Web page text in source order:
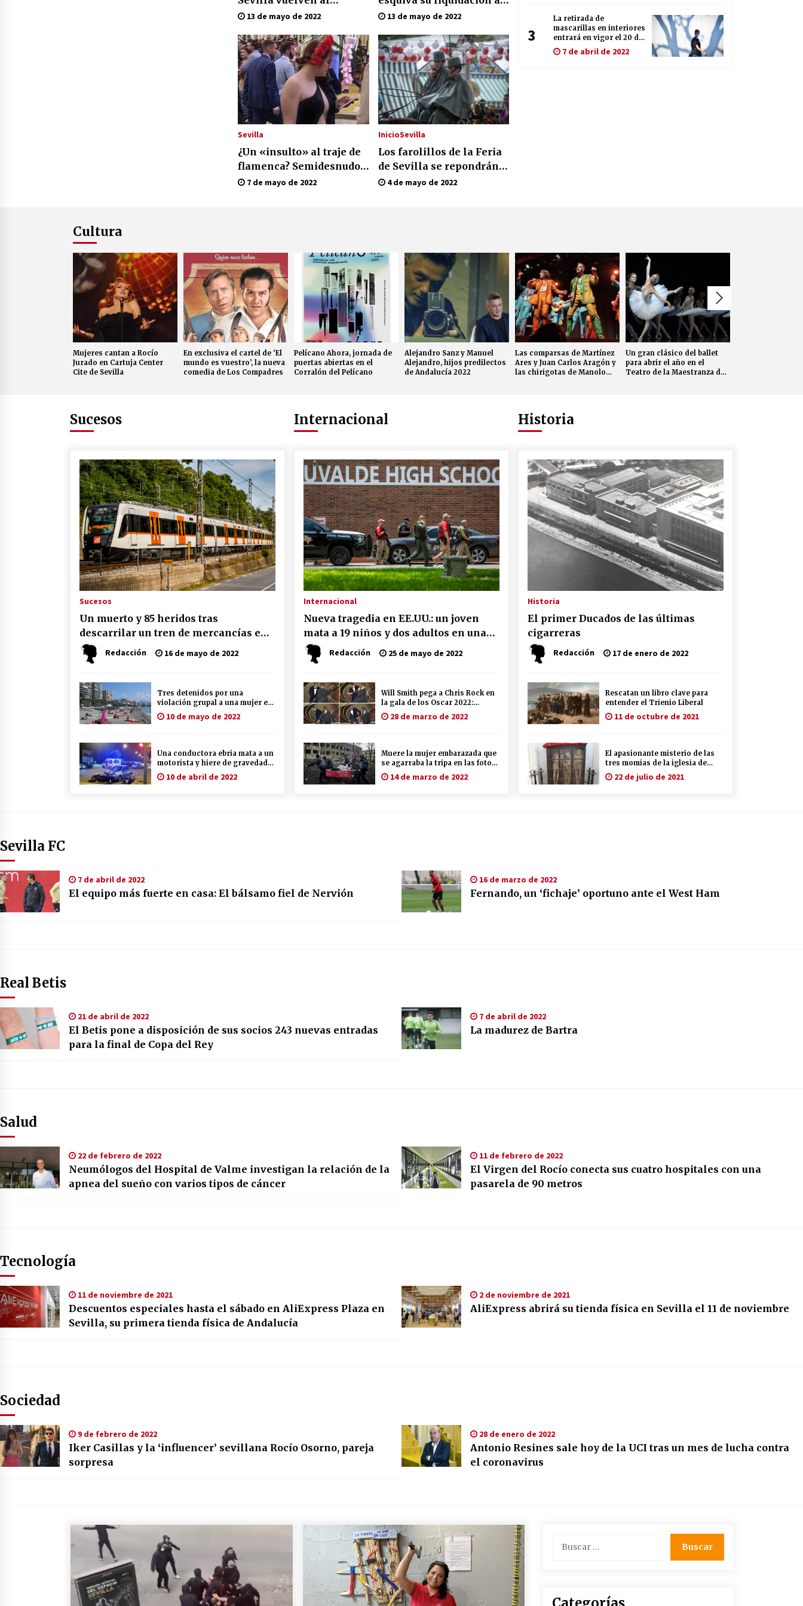
terreno de juego en un
Sevilla
13 de mayo de 2022
no tener que pagar seis
Seguridad Social
13 de mayo de 2022
Sevilla
¿Un «insulto» al traje de
flamenca? Semidesnudos,
trasparencias y batas de
7 de mayo de 2022
InicioSevilla
Los farolillos de la Feria
de Sevilla se repondrán
cuando desaparezca el
4 de mayo de 2022
3
La retirada de
mascarillas en interiores
entrará en vigor el 20 de
abril7 de abril de 2022
Cultura
Mujeres cantan a Rocío
Jurado en Cartuja Center
Cite de Sevilla
En exclusiva el cartel de ‘El
mundo es vuestro’, la nueva
comedia de Los Compadres
Pelícano Ahora, jornada de
puertas abiertas en el
Corralón del Pelícano
Alejandro Sanz y Manuel
Alejandro, hijos predilectos
de Andalucía 2022
Las comparsas de Martínez
Ares y Juan Carlos Aragón y
las chirigotas de Manolo
Un gran clásico del ballet
para abrir el año en el
Teatro de la Maestranza de
Sucesos
Sucesos
Un muerto y 85 heridos tras
descarrilar un tren de mercancías e
impactar con otro de viajeros
Redacción 16 de mayo de 2022
Tres detenidos por una
violación grupal a una mujer en
una playa de Málaga
10 de mayo de 2022
Una conductora ebria mata a un
motorista y hiere de gravedad a
otras dos personas en la
carretera de Carmona
10 de abril de 2022
Internacional
Internacional
Nueva tragedia en EE.UU.: un joven
mata a 19 niños y dos adultos en una
escuela de Texas
Redacción 25 de mayo de 2022
Will Smith pega a Chris Rock en
la gala de los Oscar 2022:
“Mantén el nombre de mi mujer
fuera de tu puta boca”
28 de marzo de 2022
Muere la mujer embarazada que
se agarraba la tripa en las fotos
virales del ataque a la
maternidad de Mariupol
14 de marzo de 2022
Historia
Historia
El primer Ducados de las últimas
cigarreras
Redacción 17 de enero de 2022
Rescatan un libro clave para
entender el Trienio Liberal
11 de octubre de 2021
El apasionante misterio de las
tres momias de la iglesia de
Santiago el Mayor de Utrera
22 de julio de 2021
Sevilla FC
7 de abril de 2022
El equipo más fuerte en casa: El bálsamo fiel de Nervión
16 de marzo de 2022
Fernando, un ‘fichaje’ oportuno ante el West Ham
Real Betis
21 de abril de 2022
El Betis pone a disposición de sus socios 243 nuevas entradas
para la final de Copa del Rey
7 de abril de 2022
La madurez de Bartra
Salud
22 de febrero de 2022
Neumólogos del Hospital de Valme investigan la relación de la
apnea del sueño con varios tipos de cáncer
11 de febrero de 2022
El Virgen del Rocío conecta sus cuatro hospitales con una
pasarela de 90 metros
Tecnología
11 de noviembre de 2021
Descuentos especiales hasta el sábado en AliExpress Plaza en
Sevilla, su primera tienda física de Andalucía
2 de noviembre de 2021
AliExpress abrirá su tienda física en Sevilla el 11 de noviembre
Sociedad
9 de febrero de 2022
Iker Casillas y la ‘influencer’ sevillana Rocío Osorno, pareja
sorpresa
28 de enero de 2022
Antonio Resines sale hoy de la UCI tras un mes de lucha contra
el coronavirus